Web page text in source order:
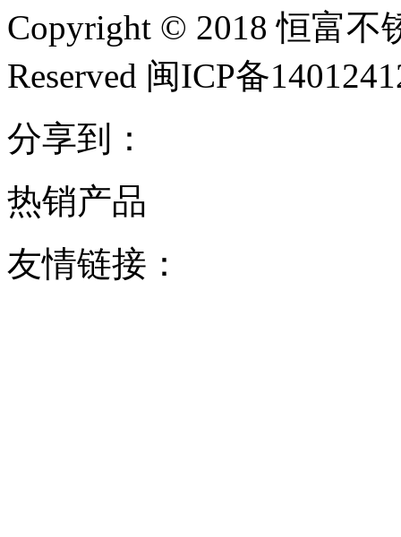
Copyright © 2018 恒富不
Reserved 闽ICP备
分享到：
热销产品
友情链接：